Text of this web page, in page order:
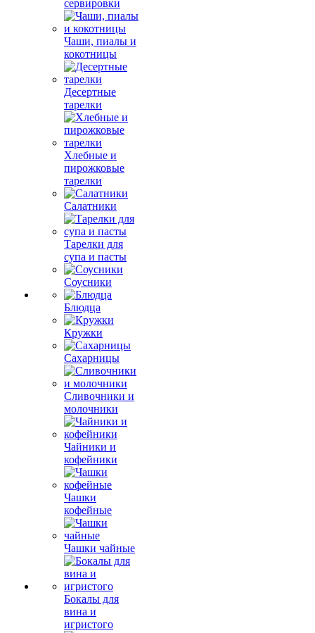
сервировки
Чаши, пиалы и
кокотницы
Десертные
тарелки
Хлебные и
пирожковые
тарелки
Салатники
Тарелки для
супа и пасты
Соусники
Блюдца
Кружки
Сахарницы
Сливочники и
молочники
Чайники и
кофейники
Чашки
кофейные
Чашки чайные
Бокалы для
вина и
игристого